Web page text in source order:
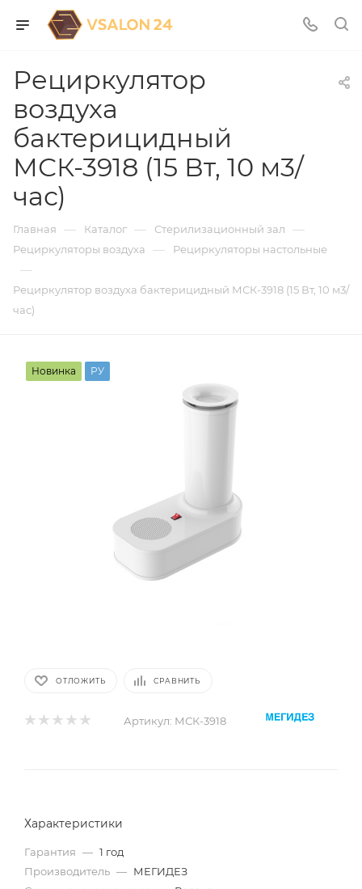
Рециркулятор
воздуха
бактерицидный
МСК-3918 (15 Вт, 10 м3/
час)
Главная — Каталог — Стерилизационный зал —
Рециркуляторы воздуха — Рециркуляторы настольные
—
Рециркулятор воздуха бактерицидный МСК-3918 (15 Вт, 10 м3/
час)
Новинка РУ
ОТЛОЖИТЬ СРАВНИТЬ
Артикул: МСК-3918
Характеристики
Гарантия — 1 год
Производитель — МЕГИДЕЗ